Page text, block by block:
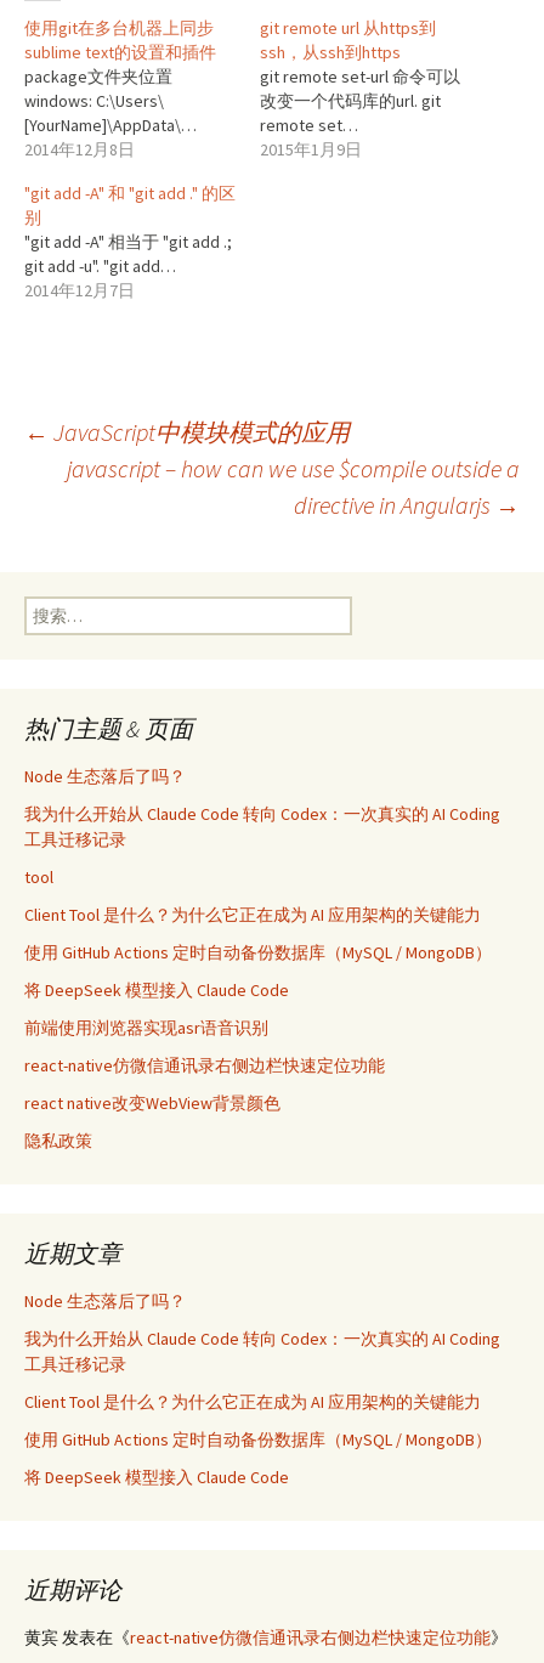
使用git在多台机器上同步
sublime text的设置和插件
package文件夹位置
windows: C:\Users\
[YourName]\AppData\…
2014年12月8日
git remote url 从https到
ssh，从ssh到https
git remote set-url 命令可以
改变一个代码库的url. git
remote set…
2015年1月9日
"git add -A" 和 "git add ." 的区
别
"git add -A" 相当于 "git add .;
git add -u". "git add…
2014年12月7日
文
导
← JavaScript中模块模式的应用
javascript – how can we use $compile outside a
directive in Angularjs →
搜
索：
热门主题 & 页面
Node 生态落后了吗？
我为什么开始从 Claude Code 转向 Codex：一次真实的 AI Coding
工具迁移记录
tool
Client Tool 是什么？为什么它正在成为 AI 应用架构的关键能力
使用 GitHub Actions 定时自动备份数据库（MySQL / MongoDB）
将 DeepSeek 模型接入 Claude Code
前端使用浏览器实现asr语音识别
react-native仿微信通讯录右侧边栏快速定位功能
react native改变WebView背景颜色
隐私政策
近期文章
Node 生态落后了吗？
我为什么开始从 Claude Code 转向 Codex：一次真实的 AI Coding
工具迁移记录
Client Tool 是什么？为什么它正在成为 AI 应用架构的关键能力
使用 GitHub Actions 定时自动备份数据库（MySQL / MongoDB）
将 DeepSeek 模型接入 Claude Code
近期评论
黄宾发表在《react-native仿微信通讯录右侧边栏快速定位功能》